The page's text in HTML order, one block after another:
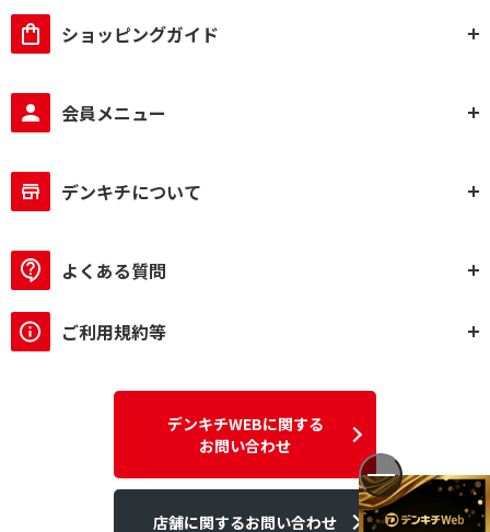
リフレッシュレートで絞り込む
モニタータイプで絞り込む
壁掛け対応
USB-C接続で絞り込む
USB-C接続対応
HDMI接続で絞り込む
HDMI対応
ショッピングガイド
会員メニュー
デンキチについて
よくある質問
ご利用規約等
デンキチWEBに関する
お問い合わせ
店舗に関するお問い合わせ